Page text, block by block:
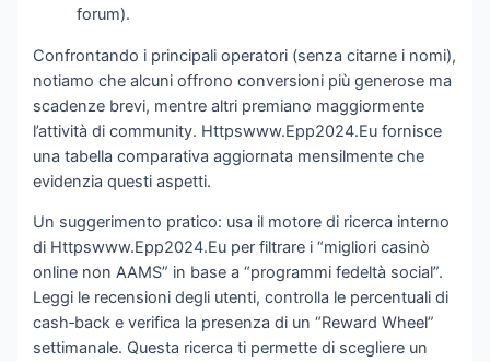
forum).
Confrontando i principali operatori (senza citarne i nomi),
notiamo che alcuni offrono conversioni più generose ma
scadenze brevi, mentre altri premiano maggiormente
l’attività di community. Httpswww.Epp2024.Eu fornisce
una tabella comparativa aggiornata mensilmente che
evidenzia questi aspetti.
Un suggerimento pratico: usa il motore di ricerca interno
di Httpswww.Epp2024.Eu per filtrare i “migliori casinò
online non AAMS” in base a “programmi fedeltà social”.
Leggi le recensioni degli utenti, controlla le percentuali di
cash‑back e verifica la presenza di un “Reward Wheel”
settimanale. Questa ricerca ti permette di scegliere un